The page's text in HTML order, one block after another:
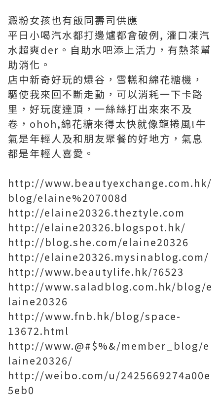
澱粉女孩也有飯同壽司供應
平日小喝汽水都打邊爐都會破例, 灌口凍汽
水超爽der。自助水吧添上活力，有熱茶幫
助消化。
店中新奇好玩的爆谷，雪糕和綿花糖機，
驅使我來回不斷走動，可以消耗一下卡路
里，好玩度達頂，一絲絲打出來來不及
卷，ohoh,綿花糖來得太快就像龍捲風!牛
氣是年輕人及和朋友聚餐的好地方，氣息
都是年輕人喜愛。
http://www.beautyexchange.com.hk/
blog/elaine%207008d
http://elaine20326.theztyle.com
http://elaine20326.blogspot.hk/
http://blog.she.com/elaine20326
http://elaine20326.mysinablog.com/
http://www.beautylife.hk/?6523
http://www.saladblog.com.hk/blog/e
laine20326
http://www.fnb.hk/blog/space-
13672.html
http://www.@#$%&/member_blog/e
laine20326/
http://weibo.com/u/2425669274a00e
5eb0